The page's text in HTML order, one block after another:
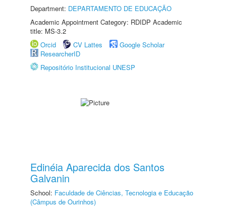
Department: DEPARTAMENTO DE EDUCAÇÃO
Academic Appointment Category: RDIDP Academic
title: MS-3.2
Orcid
CV Lattes
Google Scholar
ResearcherID
Repositório Institucional UNESP
Edinéia Aparecida dos Santos
Galvanin
School: Faculdade de Ciências, Tecnologia e Educação
(Câmpus de Ourinhos)